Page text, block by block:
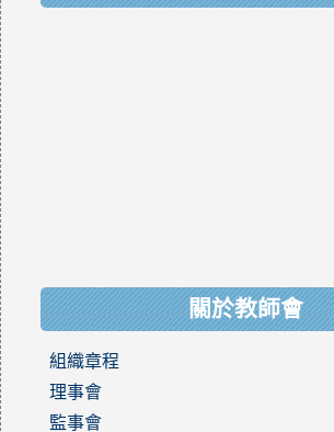
關於教師會
組織章程
理事會
監事會